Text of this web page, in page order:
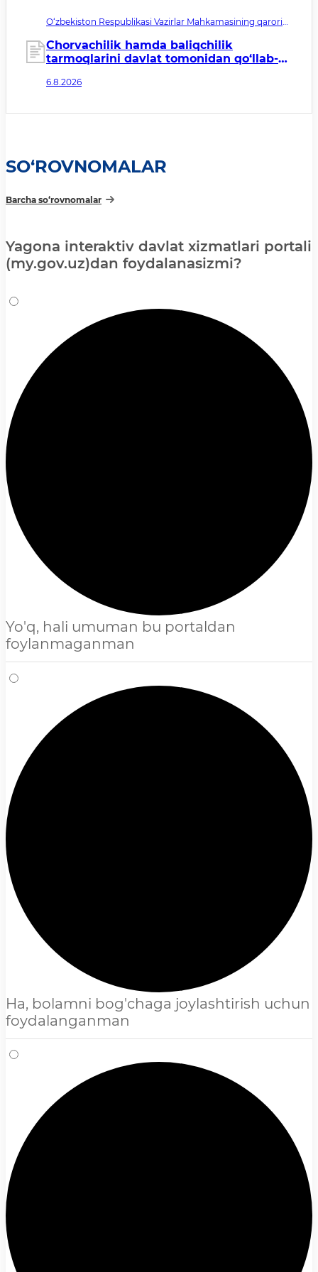
O‘zbekiston Respublikasi Vazirlar Mahkamasining qarori
sanasi 07.08.2026
Chorvachilik hamda baliqchilik
tarmoqlarini davlat tomonidan qo‘llab-
tadbirlari to‘g‘risida
6.8.2026
SO‘ROVNOMALAR
Barcha so‘rovnomalar
Yagona interaktiv davlat xizmatlari portali
(my.gov.uz)dan foydalanasizmi?
Yo'q, hali umuman bu portaldan
foylanmaganman
Ha, bolamni bog'chaga joylashtirish uchun
foydalanganman